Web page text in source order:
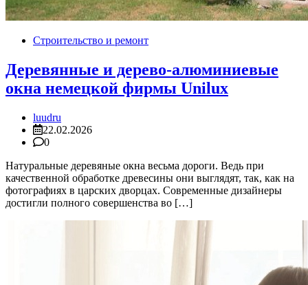
Строительство и ремонт
Деревянные и дерево-алюминиевые
окна немецкой фирмы Unilux
luudru
22.02.2026
0
Натуральные деревяные окна весьма дороги. Ведь при
качественной обработке древесины они выглядят, так, как на
фотографиях в царских дворцах. Современные дизайнеры
достигли полного совершенства во […]